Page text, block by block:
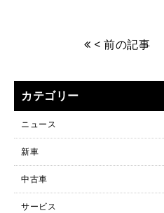
< 前の記事
カテゴリー
ニュース
新車
中古車
サービス